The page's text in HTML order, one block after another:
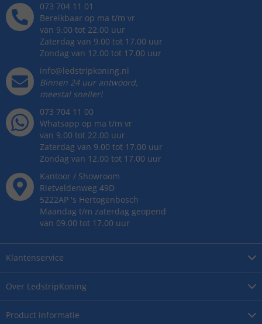
Over LedstripKoning
Product informatie
Klantenservice
073 704 11 01
Bereikbaar op ma t/m vr
van 9.00 tot 22.00 uur
Zaterdag van 9.00 tot 17.00 uur
Zondag van 12.00 tot 17.00 uur
info@ledstripkoning.nl
Binnen 24 uur antwoord,
meestal sneller!
073 704 11 00
Whatsapp op ma t/m vr
van 9.00 tot 22.00 uur
Zaterdag van 9.00 tot 17.00 uur
Zondag van 12.00 tot 17.00 uur
Kantoor / Showroom
Rietveldenweg 49D
5222AP 's Hertogenbosch
Maandag t/m zaterdag geopend
van 09.00 tot 17.00 uur